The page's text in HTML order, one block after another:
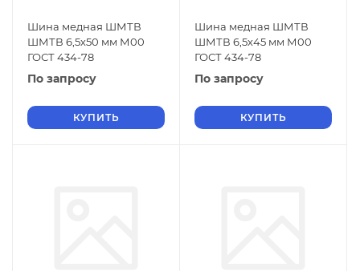
Шина медная ШМТВ
ШМТВ 6,5х50 мм М00
ГОСТ 434-78
По запросу
КУПИТЬ
Шина медная ШМТВ
ШМТВ 6,5х45 мм М00
ГОСТ 434-78
По запросу
КУПИТЬ